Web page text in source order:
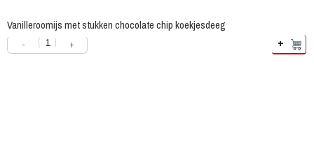
Vanilleroomijs met stukken chocolate chip koekjesdeeg
- + +